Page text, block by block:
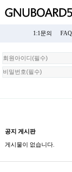
1:1문의 FAQ
회
원
로
공지 게시판
게시물이 없습니다.